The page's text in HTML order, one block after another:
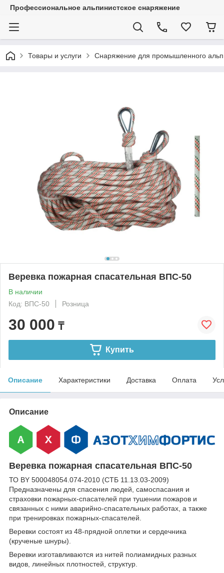
Профессиональное альпинистское снаряжение
Товары и услуги Снаряжение для промышленного
Веревка пожарная спасательная ВПС-50
В наличии
Код: ВПС-50
Розница
30 000 ₸
Купить
Описание Характеристики Доставка Оплата
Описание
Веревка пожарная спасательная ВПС-50
ТО BY 500048054.074-2010 (СТБ 11.13.03-2009)
Предназначены для спасения людей, самоспасания и
страховки пожарных-спасателей при тушении пожаров и
связанных с ними аварийно-спасательных работах, а также
при тренировках пожарных-спасателей.
Веревки состоят из 48-прядной оплетки и сердечника
(крученые шнуры).
Веревки изготавливаются из нитей полиамидных разных
видов, линейных плотностей, структур.